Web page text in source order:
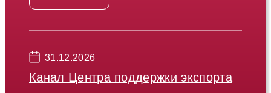
31.12.2026
Канал Центра поддержки экспорта